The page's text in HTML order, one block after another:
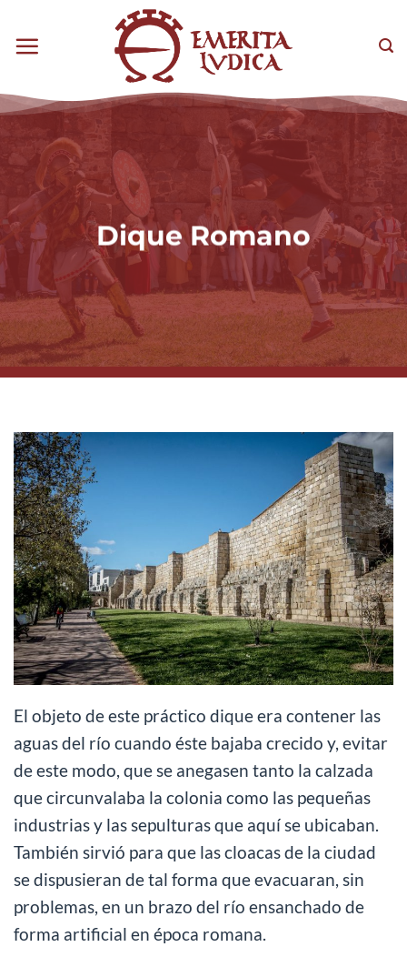
Dique Romano
El objeto de este práctico dique era contener las
aguas del río cuando éste bajaba crecido y, evitar
de este modo, que se anegasen tanto la calzada
que circunvalaba la colonia como las pequeñas
industrias y las sepulturas que aquí se ubicaban.
También sirvió para que las cloacas de la ciudad
se dispusieran de tal forma que evacuaran, sin
problemas, en un brazo del río ensanchado de
forma artificial en época romana.